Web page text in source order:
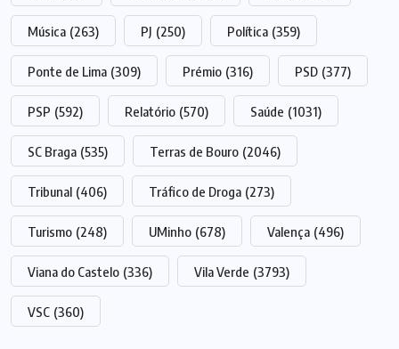
Música (263) PJ (250) Política (359)
Ponte de Lima (309) Prémio (316) PSD (377)
PSP (592) Relatório (570) Saúde (1031)
SC Braga (535) Terras de Bouro (2046)
Tribunal (406) Tráfico de Droga (273)
Turismo (248) UMinho (678) Valença (496)
Viana do Castelo (336) Vila Verde (3793)
VSC (360)